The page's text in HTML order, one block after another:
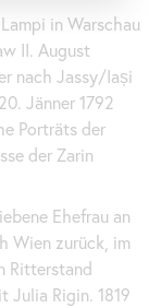
in Warschau
II. August
nach Jassy/Iași
Jänner 1792
Porträts der
der Zarin
Ehefrau an
Wien zurück, im
Ritterstand
Julia Rigin. 1819